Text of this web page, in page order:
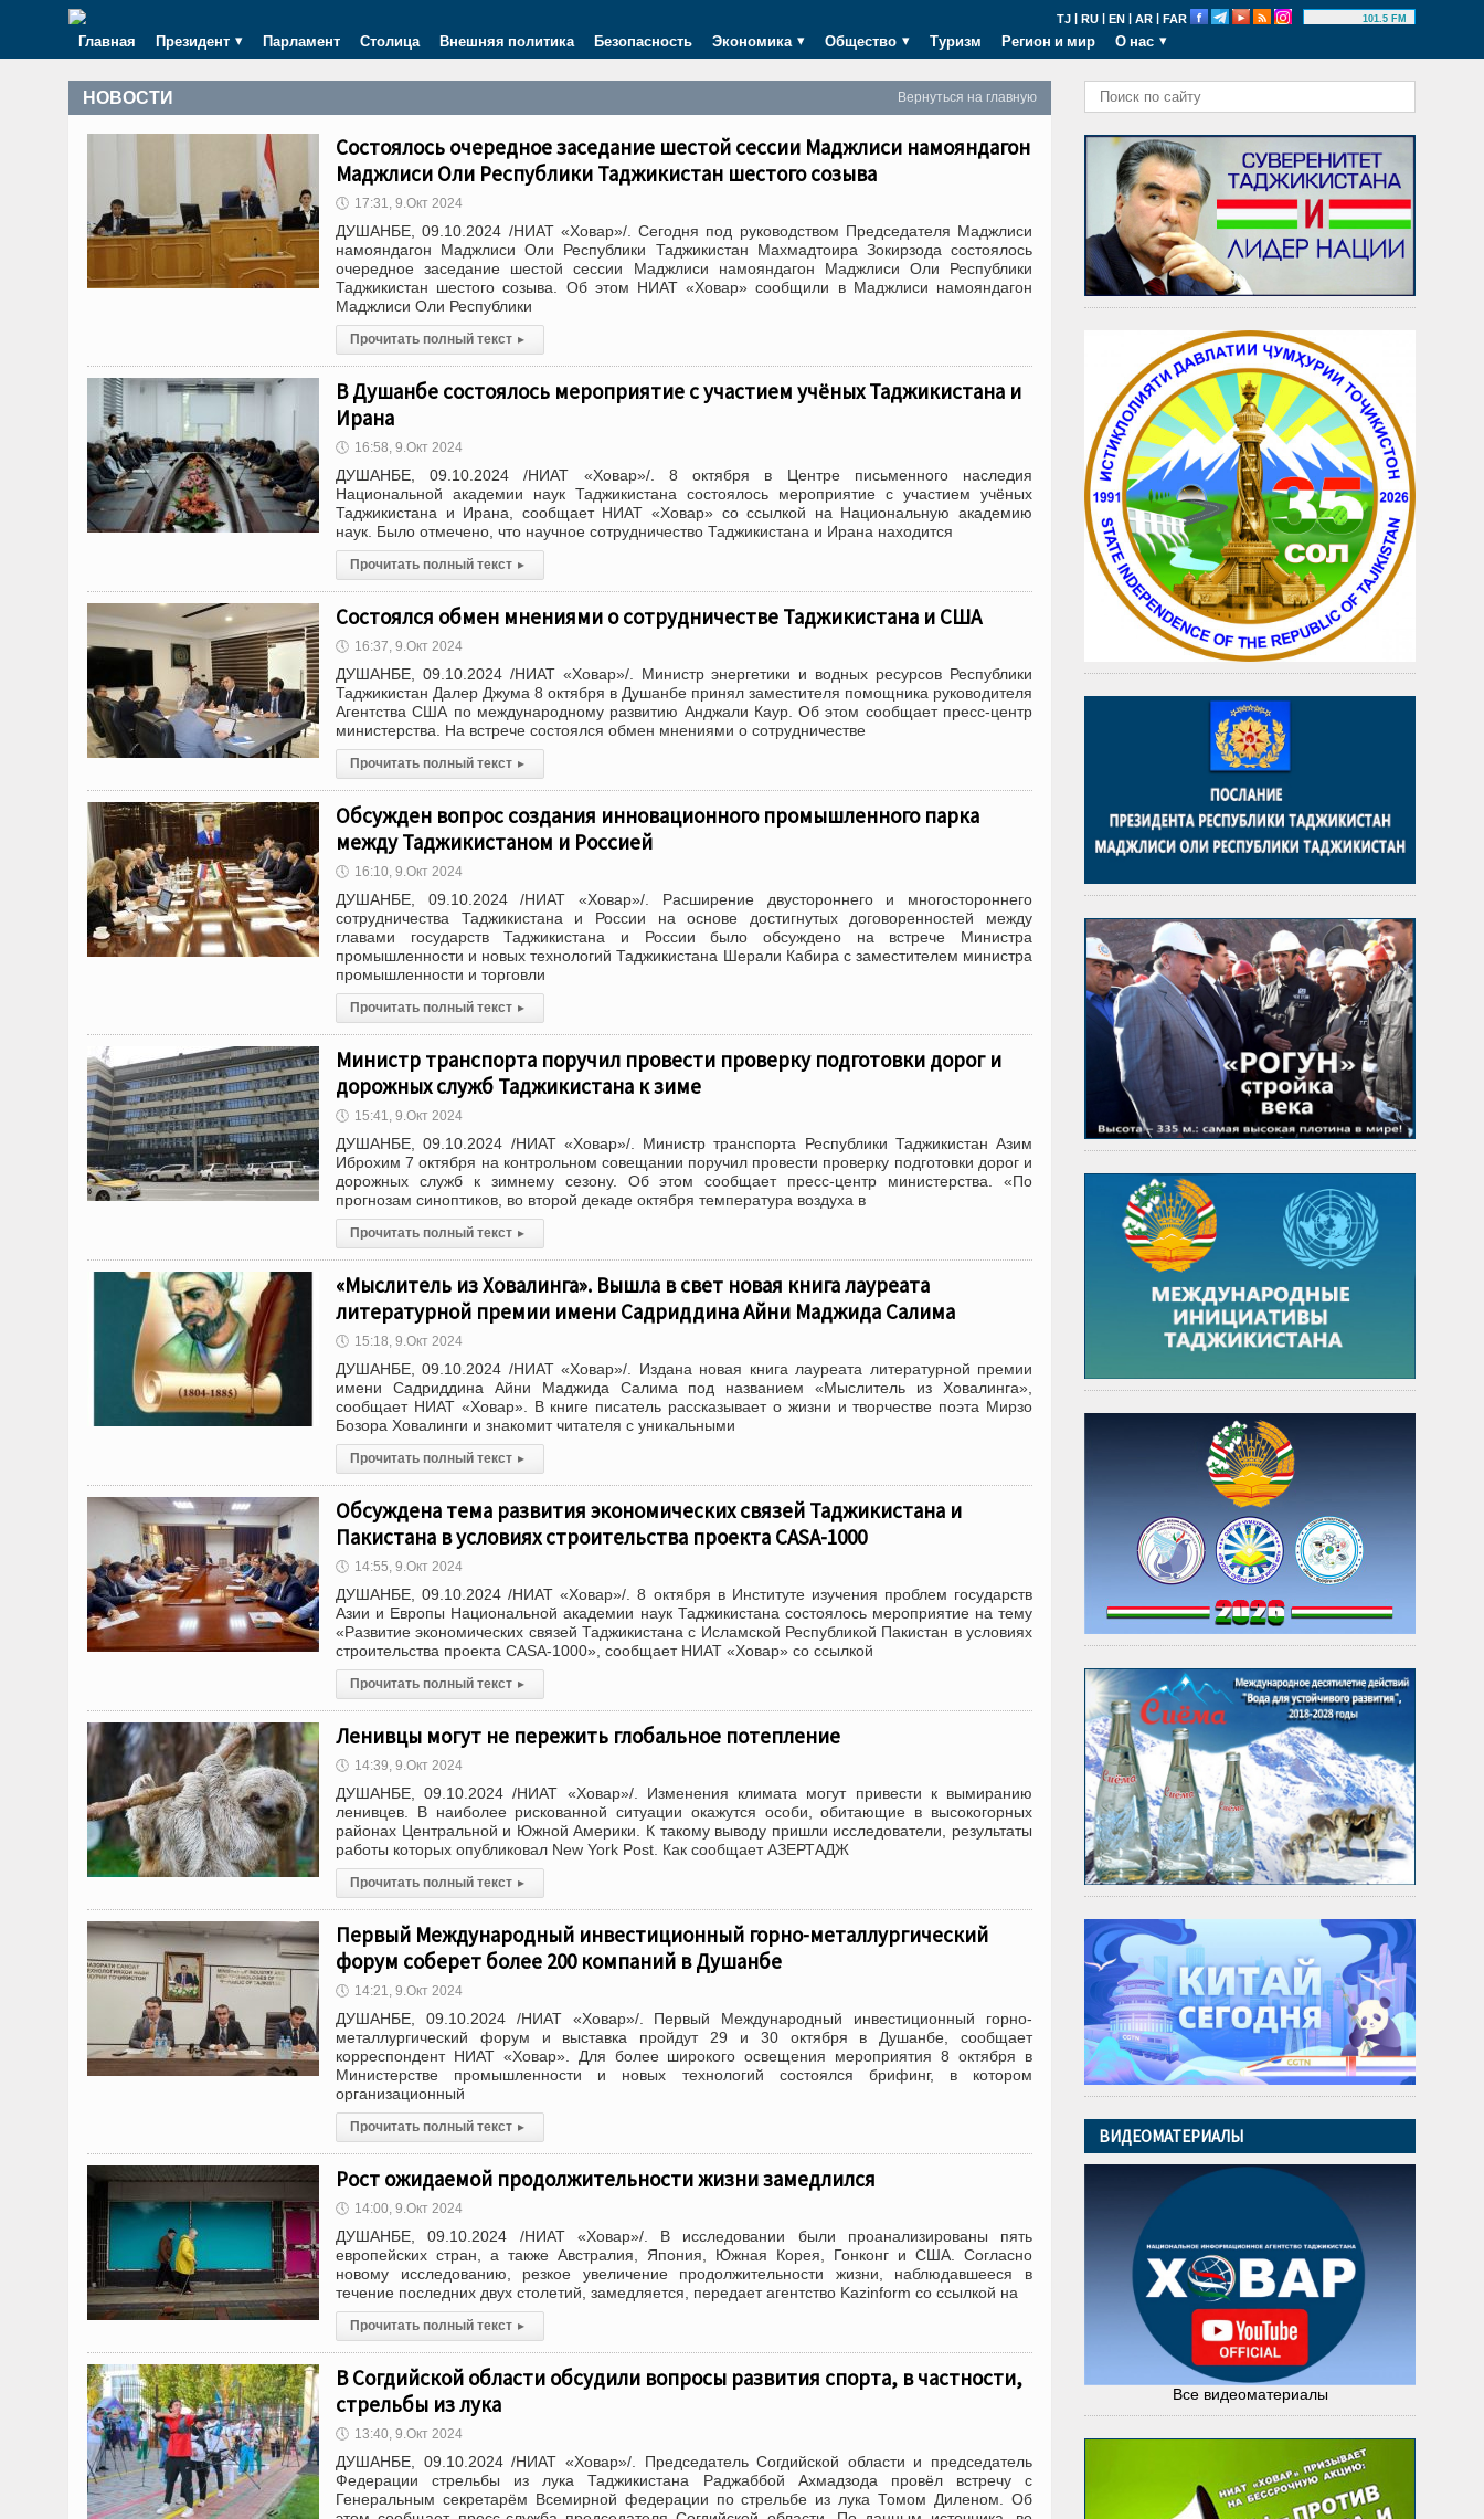
TJ | RU | EN | AR | FAR 101.5 FM
Главная Президент Парламент Столица Внешняя политика Безопасность Экономика Общество Туризм Регион и мир О нас
Вернуться на главную
НОВОСТИ
Состоялось очередное заседание шестой сессии Маджлиси намояндагон
Маджлиси Оли Республики Таджикистан шестого созыва
🕔 17:31, 9.Окт 2024
ДУШАНБЕ, 09.10.2024 /НИАТ «Ховар»/. Сегодня под руководством Председателя Маджлиси
намояндагон Маджлиси Оли Республики Таджикистан Махмадтоира Зокирзода состоялось
очередное заседание шестой сессии Маджлиси намояндагон Маджлиси Оли Республики
Таджикистан шестого созыва. Об этом НИАТ «Ховар» сообщили в Маджлиси намояндагон
Маджлиси Оли Республики
Прочитать полный текст ▸
В Душанбе состоялось мероприятие с участием учёных Таджикистана и
Ирана
🕔 16:58, 9.Окт 2024
ДУШАНБЕ, 09.10.2024 /НИАТ «Ховар»/. 8 октября в Центре письменного наследия
Национальной академии наук Таджикистана состоялось мероприятие с участием учёных
Таджикистана и Ирана, сообщает НИАТ «Ховар» со ссылкой на Национальную академию
наук. Было отмечено, что научное сотрудничество Таджикистана и Ирана находится
Прочитать полный текст ▸
Состоялся обмен мнениями о сотрудничестве Таджикистана и США
🕔 16:37, 9.Окт 2024
ДУШАНБЕ, 09.10.2024 /НИАТ «Ховар»/. Министр энергетики и водных ресурсов Республики
Таджикистан Далер Джума 8 октября в Душанбе принял заместителя помощника руководителя
Агентства США по международному развитию Анджали Каур. Об этом сообщает пресс-центр
министерства. На встрече состоялся обмен мнениями о сотрудничестве
Прочитать полный текст ▸
Обсужден вопрос создания инновационного промышленного парка
между Таджикистаном и Россией
🕔 16:10, 9.Окт 2024
ДУШАНБЕ, 09.10.2024 /НИАТ «Ховар»/. Расширение двустороннего и многостороннего
сотрудничества Таджикистана и России на основе достигнутых договоренностей между
главами государств Таджикистана и России было обсуждено на встрече Министра
промышленности и новых технологий Таджикистана Шерали Кабира с заместителем министра
промышленности и торговли
Прочитать полный текст ▸
Министр транспорта поручил провести проверку подготовки дорог и
дорожных служб Таджикистана к зиме
🕔 15:41, 9.Окт 2024
ДУШАНБЕ, 09.10.2024 /НИАТ «Ховар»/. Министр транспорта Республики Таджикистан Азим
Иброхим 7 октября на контрольном совещании поручил провести проверку подготовки дорог и
дорожных служб к зимнему сезону. Об этом сообщает пресс-центр министерства. «По
прогнозам синоптиков, во второй декаде октября температура воздуха в
Прочитать полный текст ▸
«Мыслитель из Ховалинга». Вышла в свет новая книга лауреата
литературной премии имени Садриддина Айни Маджида Салима
🕔 15:18, 9.Окт 2024
ДУШАНБЕ, 09.10.2024 /НИАТ «Ховар»/. Издана новая книга лауреата литературной премии
имени Садриддина Айни Маджида Салима под названием «Мыслитель из Ховалинга»,
сообщает НИАТ «Ховар». В книге писатель рассказывает о жизни и творчестве поэта Мирзо
Бозора Ховалинги и знакомит читателя с уникальными
Прочитать полный текст ▸
Обсуждена тема развития экономических связей Таджикистана и
Пакистана в условиях строительства проекта CASA-1000
🕔 14:55, 9.Окт 2024
ДУШАНБЕ, 09.10.2024 /НИАТ «Ховар»/. 8 октября в Институте изучения проблем государств
Азии и Европы Национальной академии наук Таджикистана состоялось мероприятие на тему
«Развитие экономических связей Таджикистана с Исламской Республикой Пакистан в условиях
строительства проекта CASA-1000», сообщает НИАТ «Ховар» со ссылкой
Прочитать полный текст ▸
Ленивцы могут не пережить глобальное потепление
🕔 14:39, 9.Окт 2024
ДУШАНБЕ, 09.10.2024 /НИАТ «Ховар»/. Изменения климата могут привести к вымиранию
ленивцев. В наиболее рискованной ситуации окажутся особи, обитающие в высокогорных
районах Центральной и Южной Америки. К такому выводу пришли исследователи, результаты
работы которых опубликовал New York Post. Как сообщает АЗЕРТАДЖ
Прочитать полный текст ▸
Первый Международный инвестиционный горно-металлургический
форум соберет более 200 компаний в Душанбе
🕔 14:21, 9.Окт 2024
ДУШАНБЕ, 09.10.2024 /НИАТ «Ховар»/. Первый Международный инвестиционный горно-
металлургический форум и выставка пройдут 29 и 30 октября в Душанбе, сообщает
корреспондент НИАТ «Ховар». Для более широкого освещения мероприятия 8 октября в
Министерстве промышленности и новых технологий состоялся брифинг, в котором
организационный
Прочитать полный текст ▸
Рост ожидаемой продолжительности жизни замедлился
🕔 14:00, 9.Окт 2024
ДУШАНБЕ, 09.10.2024 /НИАТ «Ховар»/. В исследовании были проанализированы пять
европейских стран, а также Австралия, Япония, Южная Корея, Гонконг и США. Согласно
новому исследованию, резкое увеличение продолжительности жизни, наблюдавшееся в
течение последних двух столетий, замедляется, передает агентство Kazinform со ссылкой на
Прочитать полный текст ▸
В Согдийской области обсудили вопросы развития спорта, в частности,
стрельбы из лука
🕔 13:40, 9.Окт 2024
ДУШАНБЕ, 09.10.2024 /НИАТ «Ховар»/. Председатель Согдийской области и председатель
Федерации стрельбы из лука Таджикистана Раджаббой Ахмадзода провёл встречу с
Генеральным секретарём Всемирной федерации по стрельбе из лука Томом Диленом. Об
ВИДЕОМАТЕРИАЛЫ
Все видеоматериалы